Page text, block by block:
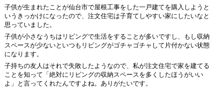
子供が生まれたことが仙台市で屋根工事をした一戸建てを購入しようと
いうきっかけになったので、注文住宅は子育てしやすい家にしたいなと
思っていました。
子供が小さなうちはリビングで生活をすることが多いですし、もし収納
スペースが少ないといつもリビングがゴチャゴチャして片付かない状態
になります。
子持ちの友人はそれで失敗したようなので、私が注文住宅で家を建てる
ことを知って「絶対にリビングの収納スペースを多くしたほうがいい
よ」と言ってくれたんですよね。ありがたいです。